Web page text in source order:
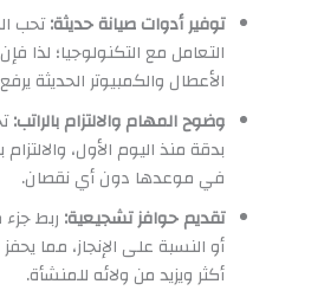
توفير أدوات صيانة حديثة:تحب
التعامل مع التكنولوجيا؛ لذا
الأعطال والكمبيوتر الحديثة
وضوح المهام والالتزام بالراتب:
بدقة منذ اليوم الأول،
في موعدها دون أي نقصان.
تقديم حوافز تشجيعية: ربط
أو النسبة على الإنجاز، مما
أكثر ويزيد من ولائه للمنشأة.